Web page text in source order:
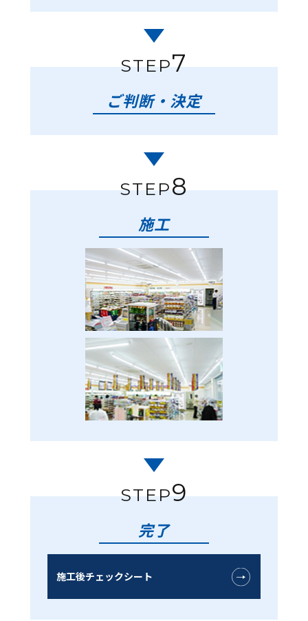
STEP7
ご判断・決定
STEP8
施工
STEP9
完了
施工後チェックシート